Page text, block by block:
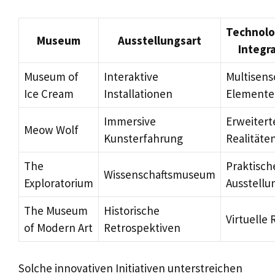
Museum Ausstellungsart
Museum of
Ice Cream
Interaktive
Installationen
Elemente
Meow Wolf
Immersive
Kunsterfahrung
The
Exploratorium
Wissenschaftsmuseum
The Museum
of Modern Art
Historische
Retrospektiven
Virtuelle
Solche innovativen Initiativen unterstreichen